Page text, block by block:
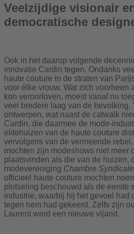
Veelzijdige visionair
democratische
Ook in het daarop volgende
innovatie Cardin tegen. Ondanks
haute couture in de straten van
voor élke vrouw. Wat zich voorheen
kon veroorloven, moest vanaf nu
veel bredere laag van de bevolking.
ontwerpen, wat naast de catwalk
Cardin, die daarmee de mode-
elitehuizen van de haute couture
vervolgens van de vermeende
mochten zijn modeshows niet meer
plaatsvinden als die van de huizen,
modevereniging Chambre
officieel haute couture mochten
plotseling beschouwd als de eerste
industrie, waarbij hij het gevoel had
tegen hem had gekeerd. Zelfs zijn
Laurent werd een nieuwe vijand.